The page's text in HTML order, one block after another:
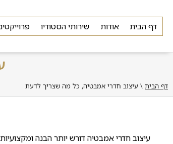
דף הבית אודות שירותי הסטודיו
דף הבית \ עיצוב חדרי אמבטיה, כל מה שצריך לדעת
עיצוב חדרי אמבטיה דורש יותר הבנה